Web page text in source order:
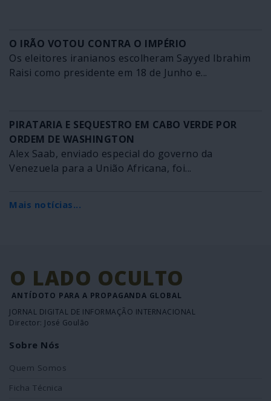
O IRÃO VOTOU CONTRA O IMPÉRIO
Os eleitores iranianos escolheram Sayyed Ibrahim
Raisi como presidente em 18 de Junho e...
PIRATARIA E SEQUESTRO EM CABO VERDE POR
ORDEM DE WASHINGTON
Alex Saab, enviado especial do governo da
Venezuela para a União Africana, foi...
Mais notícias...
O LADO OCULTO
ANTÍDOTO PARA A PROPAGANDA GLOBAL
JORNAL DIGITAL DE INFORMAÇÃO INTERNACIONAL
Director: José Goulão
Sobre Nós
Quem Somos
Ficha Técnica